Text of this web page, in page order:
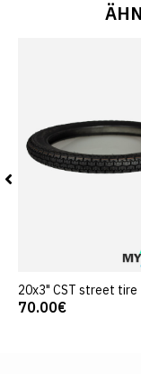
20x3" CST street tire
70.00€